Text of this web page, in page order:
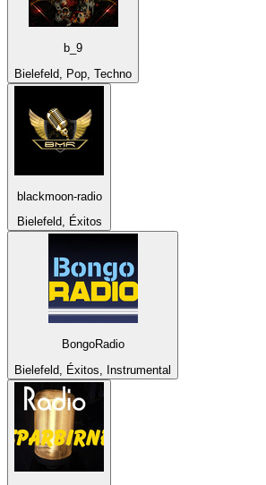
b_9
Bielefeld, Pop, Techno
blackmoon-radio
Bielefeld, Éxitos
BongoRadio
Bielefeld, Éxitos, Instrumental